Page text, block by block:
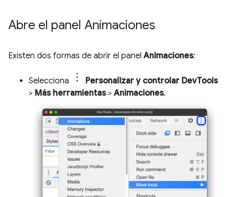
Abre el panel Animaciones
Existen dos formas de abrir el panelAnimaciones:
Selecciona
Personalizar y controlar DevTools
> Más herramientas>Animaciones.